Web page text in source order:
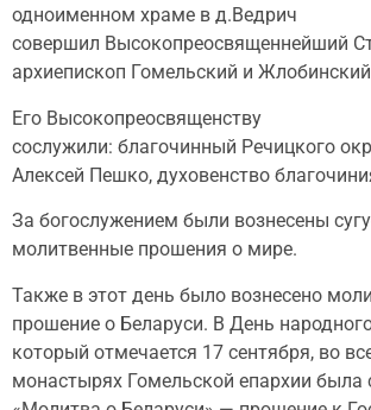
одноименном храме в д.Ведрич
совершил Высокопреосвященнейший
архиепископ Гомельский и
Его Высокопреосвященству
сослужили: благочинный Речицкого
Алексей Пешко, духовенство
За богослужением были вознесены
молитвенные прошения о мире.
Также в этот день было вознесено
прошение о Беларуси. В День
который отмечается 17 сентября, во
монастырях Гомельской епархии была